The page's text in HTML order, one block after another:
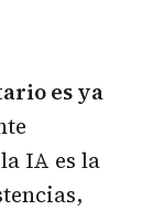
es ya
IA es la